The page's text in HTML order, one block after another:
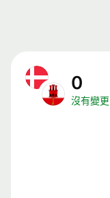
0
沒有變更